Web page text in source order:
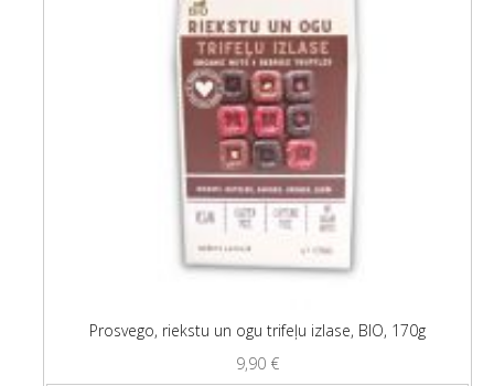
Prosvego, riekstu un ogu trifeļu izlase, BIO, 170g
9,90 €